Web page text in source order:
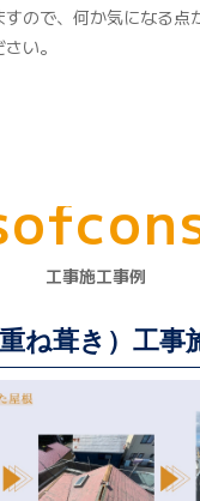
ので、何か気になる点
い。
ofcon
工事施工事例
ね葺き）工事